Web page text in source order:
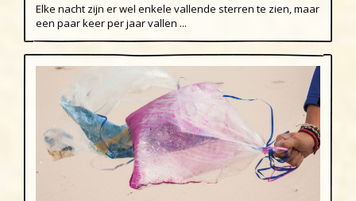
Elke nacht zijn er wel enkele vallende sterren te zien, maar
een paar keer per jaar vallen ...